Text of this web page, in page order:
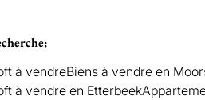
:
à vendreBiens à vendre en
à vendre en Etterbeek